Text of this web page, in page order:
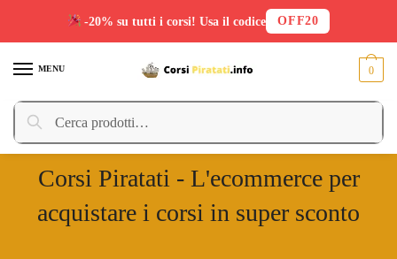
MENU
Cerca:
Cerca
0
Corsi Piratati - L'ecommerce per
acquistare i corsi in super sconto
-20% su tutti i corsi! Usa il codice OFF20